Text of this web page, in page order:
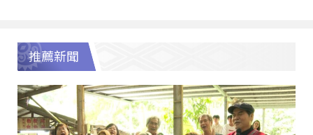
推薦新聞